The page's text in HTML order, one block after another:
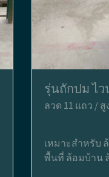
รุ่นถักปม ไว
ลวด 11 แถว / สู
เหมาะสำหรับ
พื้นที่ ล้อมบ้าน